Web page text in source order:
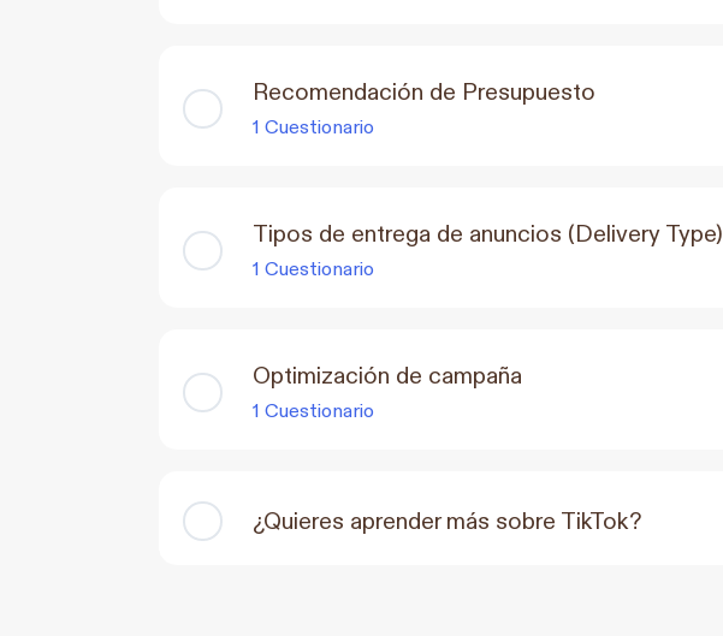
Recomendación de Presupuesto
1 Cuestionario
Tipos de entrega de anuncios (Delivery Type)
1 Cuestionario
Optimización de campaña
1 Cuestionario
¿Quieres aprender más sobre TikTok?